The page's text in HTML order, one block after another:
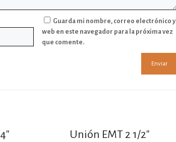
Guarda mi nombre, correo electrónico y
web en este navegador para la próxima vez
que comente.
Unión EMT 2 1/2″